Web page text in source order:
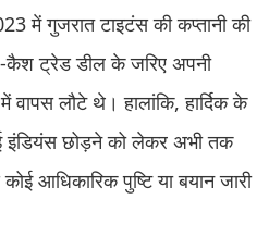
में गुजरात टाइटंस की कप्तानी की
ट्रेड डील के जरिए अपनी
वापस लौटे थे। हालांकि, हार्दिक के
इंडियंस छोड़ने को लेकर अभी तक
आधिकारिक पुष्टि या बयान जारी